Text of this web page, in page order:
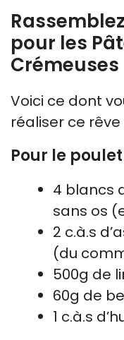
pour les
Crémeuses
Voici ce dont
réaliser ce
Pour le
4 blancs
sans os
2 c.à.s
(du
500g de
60g de
1 c.à.s